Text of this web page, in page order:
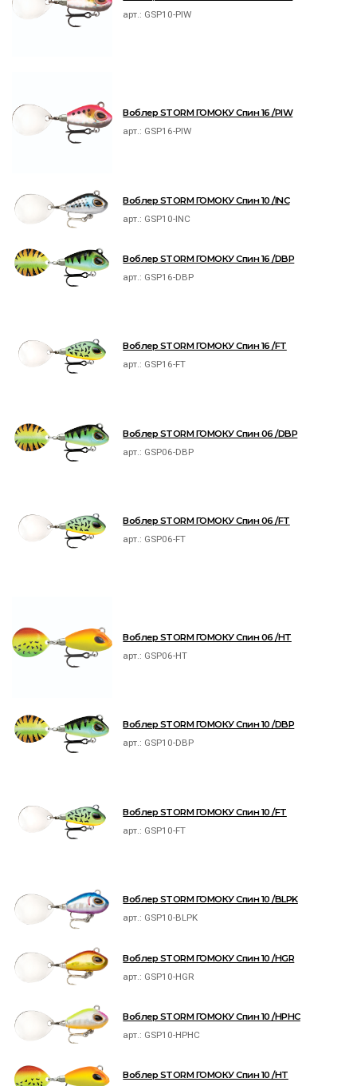
арт.: GSP10-PIW
Воблер STORM ГОМОКУ Спин 16 /PIW
арт.: GSP16-PIW
Воблер STORM ГОМОКУ Спин 10 /INC
арт.: GSP10-INC
Воблер STORM ГОМОКУ Спин 16 /DBP
арт.: GSP16-DBP
Воблер STORM ГОМОКУ Спин 16 /FT
арт.: GSP16-FT
Воблер STORM ГОМОКУ Спин 06 /DBP
арт.: GSP06-DBP
Воблер STORM ГОМОКУ Спин 06 /FT
арт.: GSP06-FT
Воблер STORM ГОМОКУ Спин 06 /HT
арт.: GSP06-HT
Воблер STORM ГОМОКУ Спин 10 /DBP
арт.: GSP10-DBP
Воблер STORM ГОМОКУ Спин 10 /FT
арт.: GSP10-FT
Воблер STORM ГОМОКУ Спин 10 /BLPK
арт.: GSP10-BLPK
Воблер STORM ГОМОКУ Спин 10 /HGR
арт.: GSP10-HGR
Воблер STORM ГОМОКУ Спин 10 /HPHC
арт.: GSP10-HPHC
Воблер STORM ГОМОКУ Спин 10 /HT